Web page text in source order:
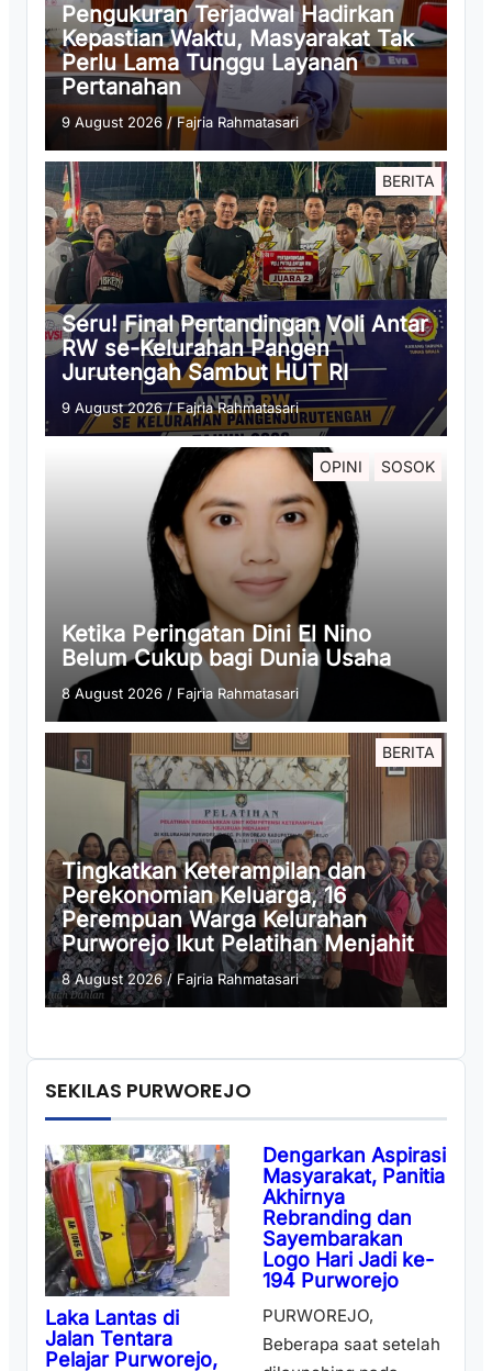
Pengukuran Terjadwal Hadirkan
Kepastian Waktu, Masyarakat Tak
Perlu Lama Tunggu Layanan
Pertanahan
9 August 2026 /Fajria Rahmatasari
BERITA
Seru! Final Pertandingan Voli Antar
RW se-Kelurahan Pangen
Jurutengah Sambut HUT RI
9 August 2026/Fajria Rahmatasari
OPINI SOSOK
Ketika Peringatan Dini El Nino
Belum Cukup bagi Dunia Usaha
8 August 2026 / Fajria Rahmatasari
BERITA
Tingkatkan Keterampilan dan
Perekonomian Keluarga, 16
Perempuan Warga Kelurahan
Purworejo Ikut Pelatihan Menjahit
8 August 2026/ Fajria Rahmatasari
SEKILAS PURWOREJO
Laka Lantas di
Jalan Tentara
Pelajar Purworejo,
Dengarkan Aspirasi
Masyarakat, Panitia
Akhirnya
Rebranding dan
Sayembarakan
Logo Hari Jadi ke-
194 Purworejo
PURWOREJO,
Beberapa saat setelah